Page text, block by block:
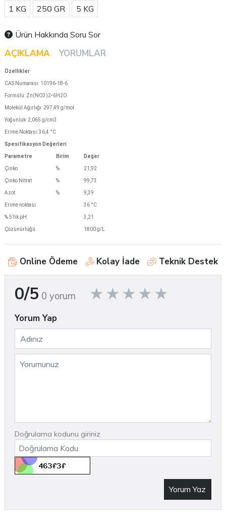
KG1 KG 250 GR 5 KG
Ürün Hakkında Soru Sor
AÇIKLAMA YORUMLAR
Özellikler
CAS Numarası: 10196-18-6
Formülü: Zn(NO3)2•6H2O
Molekül Ağırlığı: 297,49 g/mol
Yoğunluk: 2,065 g/cm3
Erime Noktası: 36,4 °C
Spesifikasyon Değerleri
Parametre Birim Değer
Çinko % 21,92
Çinko Nitrat % 99,73
Azot % 9,39
Erime noktası 36 °C
% 5’lik pH 3,21
Çözünürlüğü 1800 g/L
Online Ödeme Kolay İade Teknik Destek
0/5 0 yorum
Yorum Yap
Doğrulama kodunu giriniz
Yorum Yaz